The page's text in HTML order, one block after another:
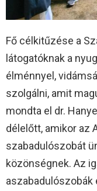
Fő célkitűzése a
látogatóknak a
élménnyel,
szolgálni, amit
mondta el dr.
délelőtt, amikor az
szabadulószobát
közönségnek. Az
aszabadulószobák